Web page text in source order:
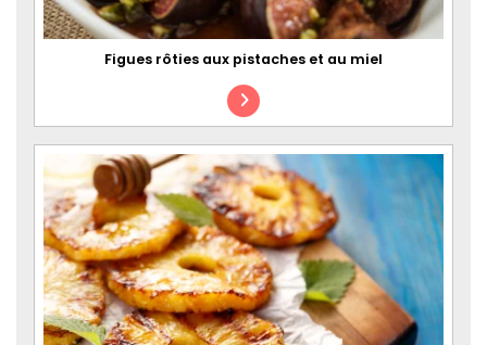
Figues rôties aux pistaches et au miel